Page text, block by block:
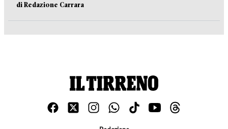
di Redazione Carrara